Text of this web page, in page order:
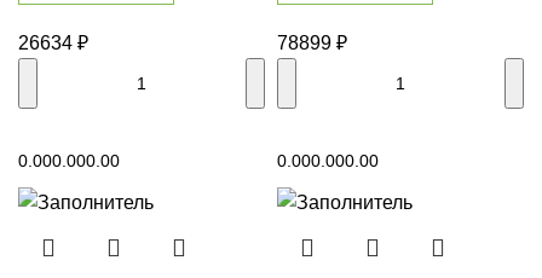
26634 ₽
0.000.000.00
78899 ₽
0.000.000.00